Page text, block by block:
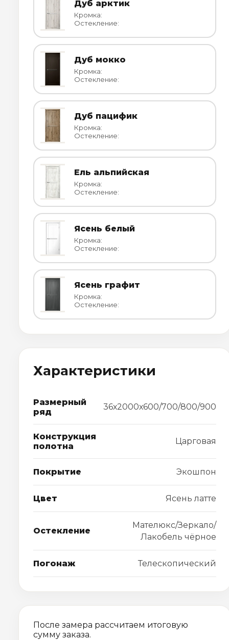
Дуб арктик
Кромка:
Остекление:
Дуб мокко
Кромка:
Остекление:
Дуб пацифик
Кромка:
Остекление:
Ель альпийская
Кромка:
Остекление:
Ясень белый
Кромка:
Остекление:
Ясень графит
Кромка:
Остекление:
Характеристики
Размерный
ряд
36х2000х600/700/800/900
Конструкция
полотна
Царговая
Покрытие Экошпон
Цвет Ясень латте
Остекление
Мателюкс/Зеркало/
Лакобель чёрное
Погонаж Телескопический
После замера рассчитаем итоговую
сумму заказа.